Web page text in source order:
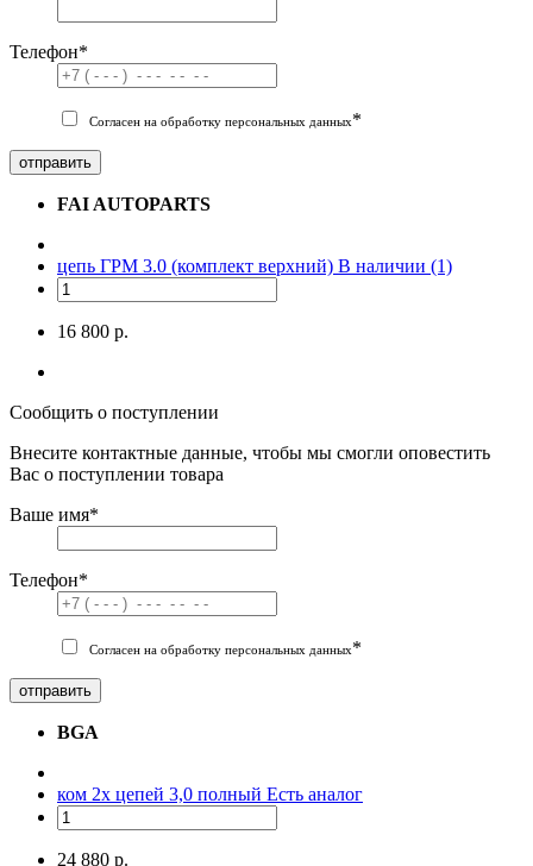
Телефон*
Согласен на обработку персональных данных*
отправить
FAI AUTOPARTS
цепь ГРМ 3.0 (комплект верхний) В наличии (1)
16 800 р.
Сообщить о поступлении
Внесите контактные данные, чтобы мы смогли оповестить
Вас о поступлении товара
Ваше имя*
Телефон*
Согласен на обработку персональных данных*
отправить
BGA
ком 2х цепей 3,0 полный Есть аналог
24 880 р.